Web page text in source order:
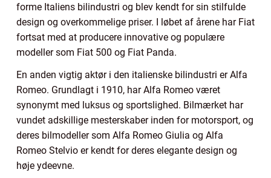
forme Italiens bilindustri og blev kendt for sin stilfulde
design og overkommelige priser. I løbet af årene har Fiat
fortsat med at producere innovative og populære
modeller som Fiat 500 og Fiat Panda.
En anden vigtig aktør i den italienske bilindustri er Alfa
Romeo. Grundlagt i 1910, har Alfa Romeo været
synonymt med luksus og sportslighed. Bilmærket har
vundet adskillige mesterskaber inden for motorsport, og
deres bilmodeller som Alfa Romeo Giulia og Alfa
Romeo Stelvio er kendt for deres elegante design og
høje ydeevne.